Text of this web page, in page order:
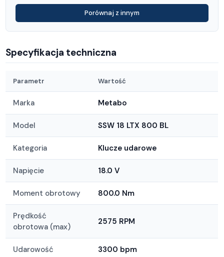
Porównaj z innym
Specyfikacja techniczna
Parametr Wartość
Marka Metabo
Model SSW 18 LTX 800 BL
Kategoria Klucze udarowe
Napięcie 18.0 V
Moment obrotowy 800.0 Nm
Prędkość
obrotowa (max)
2575 RPM
Udarowość 3300 bpm